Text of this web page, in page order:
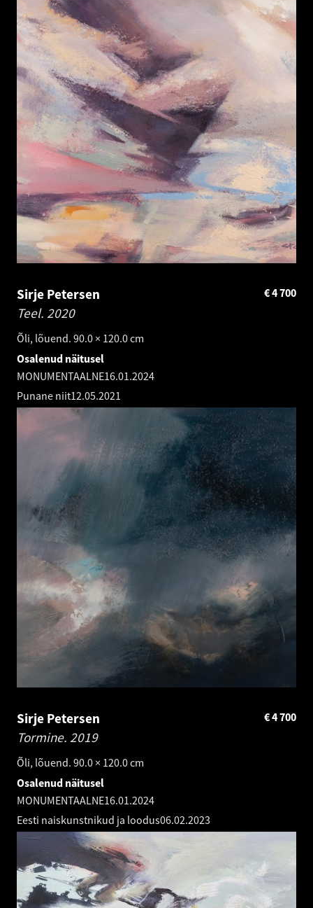
Sirje Petersen
Teel. 2020
Õli, lõuend. 90.0 × 120.0 cm
4 700
€
Osalenud näitusel
MONUMENTAALNE16.01.2024
Punane niit12.05.2021
Sirje Petersen
Tormine. 2019
Õli, lõuend. 90.0 × 120.0 cm
4 700
€
Osalenud näitusel
MONUMENTAALNE16.01.2024
Eesti naiskunstnikud ja loodus06.02.2023